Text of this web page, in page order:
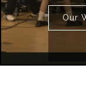
Our